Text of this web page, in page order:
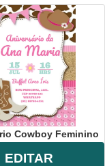
Cowboy Feminino
EDITAR